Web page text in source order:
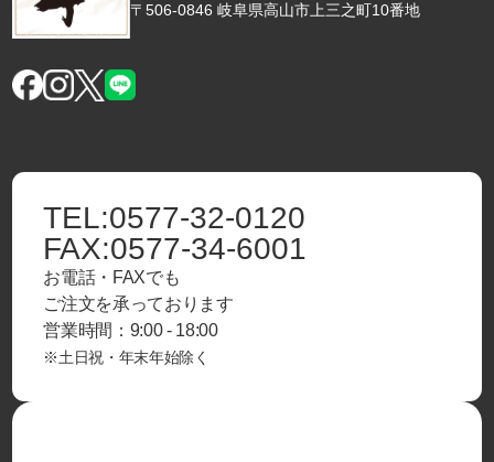
〒506-0846 岐阜県高山市上三之町10番地
TEL:0577-32-0120
FAX:0577-34-6001
お電話・FAXでも
ご注文を承っております
営業時間：9:00 - 18:00
※土日祝・年末年始除く